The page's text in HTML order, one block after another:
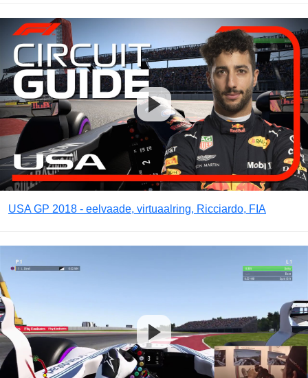
USA GP 2018 - eelvaade, virtuaalring, Ricciardo, FIA